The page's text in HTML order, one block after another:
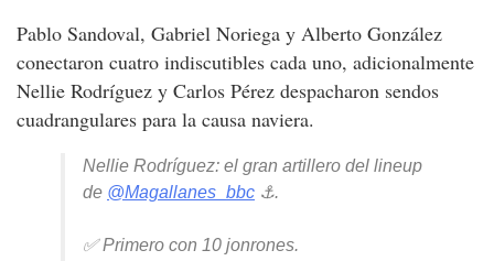
Pablo Sandoval, Gabriel Noriega y Alberto González
conectaron cuatro indiscutibles cada uno, adicionalmente
Nellie Rodríguez y Carlos Pérez despacharon sendos
cuadrangulares para la causa naviera.
Nellie Rodríguez: el gran artillero del lineup
de @Magallanes_bbc ⚓.
✅ Primero con 10 jonrones.